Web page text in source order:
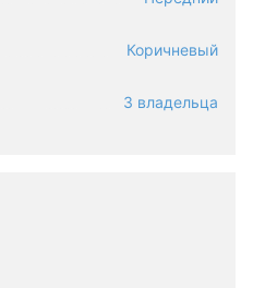
Коричневый
3 владельца